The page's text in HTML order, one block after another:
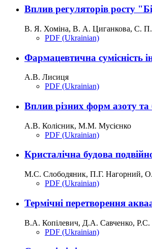
Вплив регуляторів росту
В. Я. Хоміна, В. А. Циганкова, С.
PDF (Ukrainian)
Фармацевтична сумісність
А.В. Лисиця
PDF (Ukrainian)
Вплив різних форм азоту
А.В. Колісник, М.М. Мусієнко
PDF (Ukrainian)
Кристалічна будова
М.С. Слободяник, П.Г. Нагорний,
PDF (Ukrainian)
Термічні перетворення
В.А. Копілевич, Д.А. Савченко,
PDF (Ukrainian)